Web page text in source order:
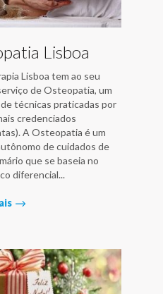
Lisboa
Lisboa tem ao seu
de Osteopatia, um
técnicas praticadas por
credenciados
A Osteopatia é um
de cuidados de
que se baseia no
diferencial...